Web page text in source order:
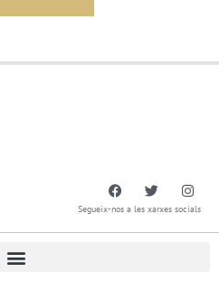
Segueix-nos a les xarxes socials